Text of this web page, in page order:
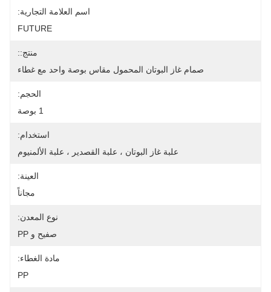
اسم العلامة التجارية:
FUTURE
منتج::
صمام غاز البوتان المحمول مقاس بوصة واحد مع غطاء
الحجم:
1 بوصة
استخدام:
علبة غاز البوتان ، علبة القصدير ، علبة الألمنيوم
العينة:
مجاناً
نوع المعدن:
صفيح و PP
مادة الغطاء:
PP